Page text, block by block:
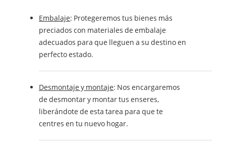
Embalaje: Protegeremos tus bienes más
preciados con materiales de embalaje
adecuados para que lleguen a su destino en
perfecto estado.
Desmontaje y montaje: Nos encargaremos
de desmontar y montar tus enseres,
liberándote de esta tarea para que te
centres en tu nuevo hogar.